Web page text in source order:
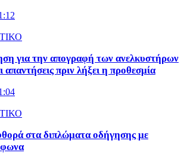
για την απογραφή των ανελκυστήρων
απαντήσεις πριν λήξει η προθεσμία
στα διπλώματα οδήγησης με